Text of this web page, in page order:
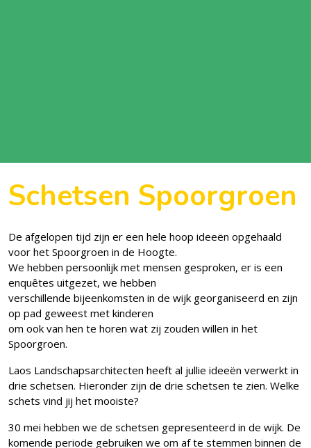
Schetsen Spoorgroen
De afgelopen tijd zijn er een hele hoop ideeën opgehaald
voor het Spoorgroen in de Hoogte.
We hebben persoonlijk met mensen gesproken, er is een
enquêtes uitgezet, we hebben
verschillende bijeenkomsten in de wijk georganiseerd en zijn
op pad geweest met kinderen
om ook van hen te horen wat zij zouden willen in het
Spoorgroen.
Laos Landschapsarchitecten heeft al jullie ideeën verwerkt in
drie schetsen. Hieronder zijn de drie schetsen te zien. Welke
schets vind jij het mooiste?
30 mei hebben we de schetsen gepresenteerd in de wijk. De
komende periode gebruiken we om af te stemmen binnen de